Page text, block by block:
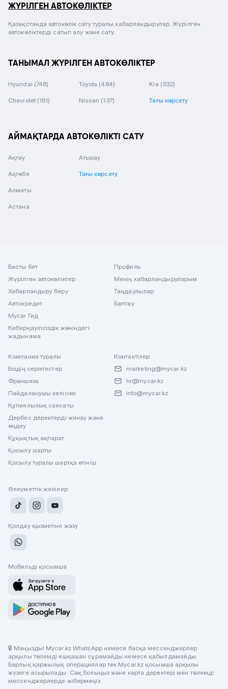
ЖҮРІЛГЕН АВТОКӨЛІКТЕР
Қазақстанда автокөлік сату туралы хабарландырулар. Жүрілген
автокөліктерді сатып алу және сату.
ТАНЫМАЛ ЖҮРІЛГЕН АВТОКӨЛІКТЕР
Hyundai (748) Toyota (484) Kia (332)
Chevrolet (161) Nissan (137) Тағы көрсету
АЙМАҚТАРДА АВТОКӨЛІКТІ САТУ
Ақтау
Ақтөбе
Алматы
Астана
Атырау
Тағы көрсету
Басты бет
Жүрілген автокөліктер
Хабарландыру беру
Автокредит
Mycar Гид
Киберқауіпсіздік жөніндегі
жадынама
Профиль
Менің хабарландыруларым
Таңдаулылар
Баптау
Компания туралы
Біздің серіктестер
Франшиза
Пайдаланушы келісімі
Құпиялылық саясаты
Дербес деректерді жинау және
өңдеу
Құқықтық ақпарат
Қосылу шарты
Қосылу туралы шартқа өтініш
Контактілер
marketing@mycar.kz
hr@mycar.kz
info@mycar.kz
Әлеуметтік желілер
Қолдау қызметіне жазу
Мобильді қосымша
🔒 Маңызды! Mycar.kz WhatsApp немесе басқа мессенджерлер
арқылы төлемді ешқашан сұрамайды немесе қабылдамайды.
Барлық қаржылық операциялар тек Mycar.kz қосымша арқылы
жүзеге асырылады. Сақ болыңыз және карта деректері мен төлемді
мессенджерлерде жібермеңіз.